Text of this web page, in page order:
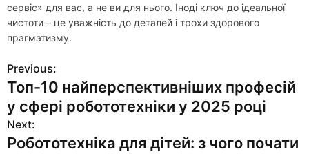
сервіс» для вас, а не ви для нього. Іноді ключ до ідеальної
чистоти – це уважність до деталей і трохи здорового
прагматизму.
Н
а
в
Previous:
Топ-10 найперспективніших професій
у сфері робототехніки у 2025 році
Next:
Робототехніка для дітей: з чого почати